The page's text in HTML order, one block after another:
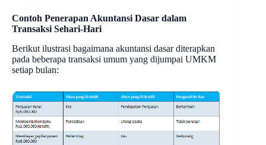
Contoh Penerapan Akuntansi Dasar dalam
Transaksi Sehari-Hari
Berikut ilustrasi bagaimana akuntansi dasar diterapkan
pada beberapa transaksi umum yang dijumpai UMKM
setiap bulan: